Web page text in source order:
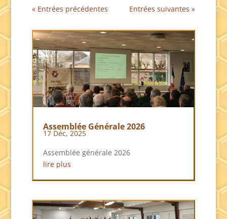
« Entrées précédentes Entrées suivantes »
Assemblée Générale 2026
17 Déc, 2025
Assemblée générale 2026
lire plus